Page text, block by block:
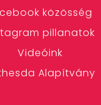
közösség
pillanatok
Videóink
Alapítvány